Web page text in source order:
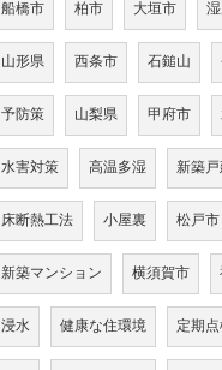
船橋市 柏市 大垣市
山形県 西条市 石鎚山
予防策 山梨県 甲府市
水害対策 高温多湿 新築戸
床断熱工法 小屋裏 松戸市
新築マンション 横須賀市
浸水 健康な住環境 定期点